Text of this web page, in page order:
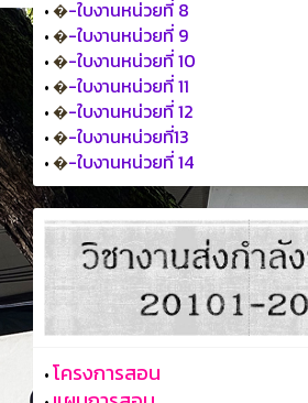
•�-ใบงานหน่วยที่ 8
•�-ใบงานหน่วยที่ 9
•�-ใบงานหน่วยที่ 10
•�-ใบงานหน่วยที่ 11
•�-ใบงานหน่วยที่ 12
•�-ใบงานหน่วยที่13
•�-ใบงานหน่วยที่ 14
•โครงการสอน